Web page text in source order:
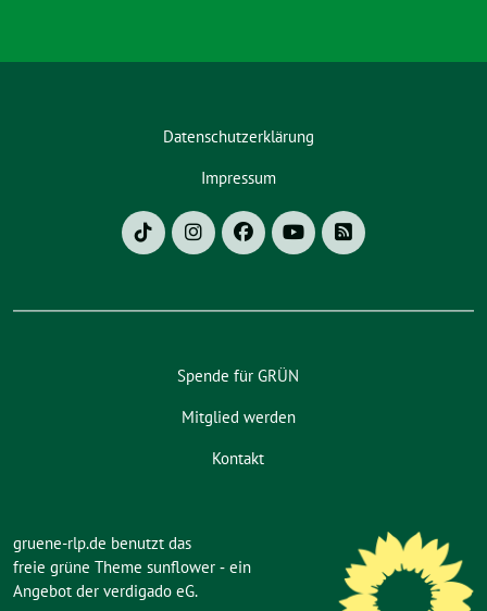
Datenschutzerklärung
Impressum
Spende für GRÜN
Mitglied werden
Kontakt
gruene-rlp.de benutzt das
freie grüne Theme sunflower ‐ ein
Angebot der verdigado eG.